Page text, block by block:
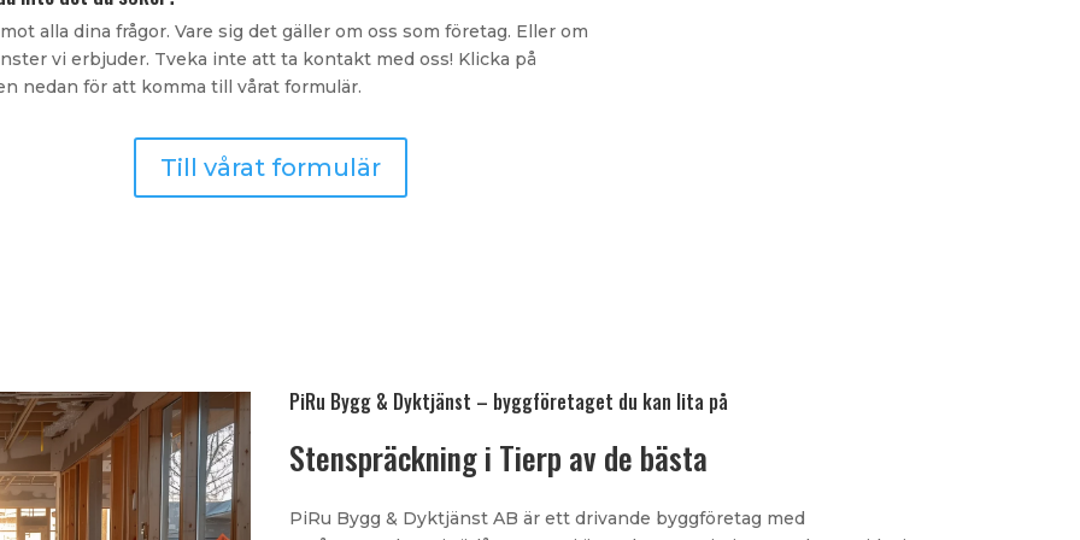
alla dina frågor. Vare sig det gäller om oss som företag. Eller om
vi erbjuder. Tveka inte att ta kontakt med oss! Klicka på
nedan för att komma till vårat formulär.
Till vårat formulär
PiRu Bygg & Dyktjänst – byggföretaget du kan lita på
Stenspräckning i Tierp av de bästa
PiRu Bygg & Dyktjänst AB är ett drivande byggföretag med